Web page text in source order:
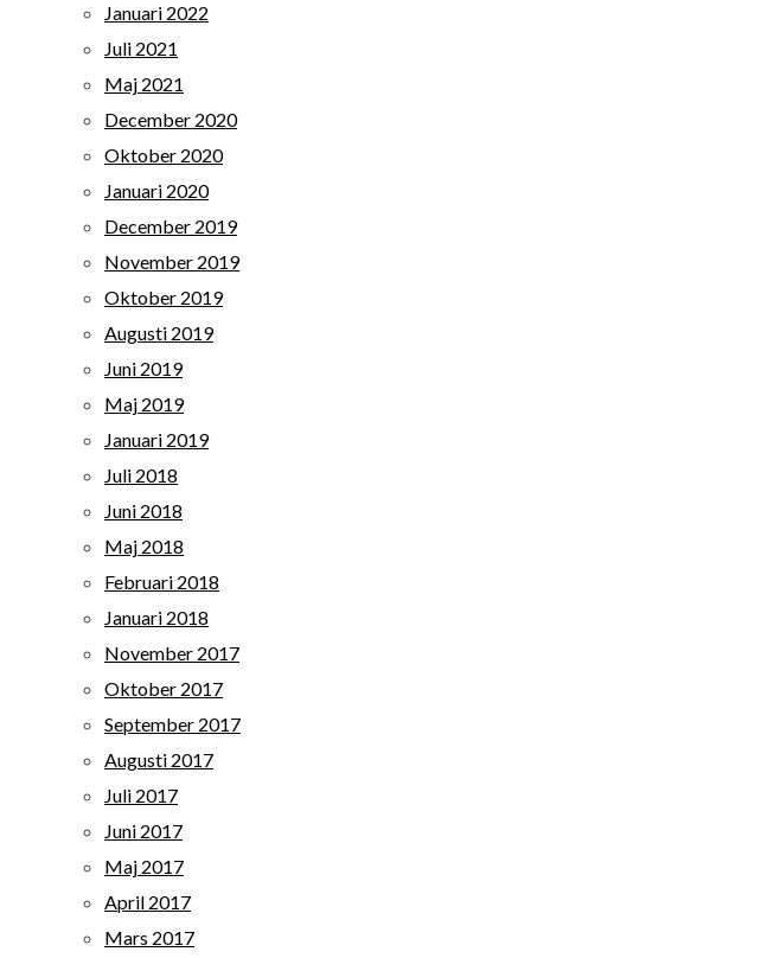
Januari 2022
Juli 2021
Maj 2021
December 2020
Oktober 2020
Januari 2020
December 2019
November 2019
Oktober 2019
Augusti 2019
Juni 2019
Maj 2019
Januari 2019
Juli 2018
Juni 2018
Maj 2018
Februari 2018
Januari 2018
November 2017
Oktober 2017
September 2017
Augusti 2017
Juli 2017
Juni 2017
Maj 2017
April 2017
Mars 2017